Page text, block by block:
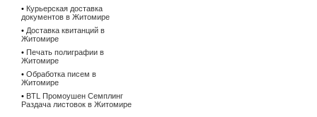
• Курьерская доставка
документов в Житомире
• Доставка квитанций в
Житомире
• Печать полиграфии в
Житомире
• Обработка писем в
Житомире
• BTL Промоушен Семплинг
Раздача листовок в Житомире